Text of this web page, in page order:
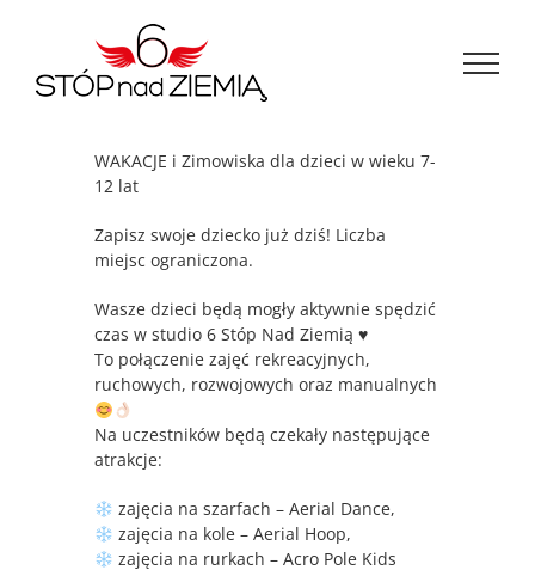
WAKACJE i Zimowiska dla dzieci w wieku 7-
12 lat
Zapisz swoje dziecko już dziś! Liczba
miejsc ograniczona.
Wasze dzieci będą mogły aktywnie spędzić
czas w studio 6 Stóp Nad Ziemią ♥️
To połączenie zajęć rekreacyjnych,
ruchowych, rozwojowych oraz manualnych
Na uczestników będą czekały następujące
atrakcje:
zajęcia na szarfach – Aerial Dance,
zajęcia na kole – Aerial Hoop,
zajęcia na rurkach – Acro Pole Kids